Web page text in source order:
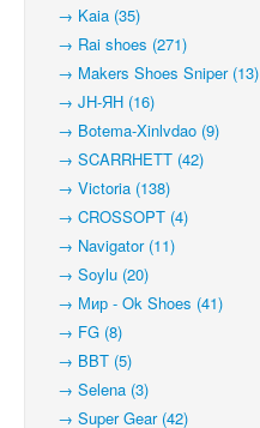
→ Kaia (35)
→ Rai shoes (271)
→ Makers Shoes Sniper (13)
→ JH-ЯН (16)
→ Botema-Xinlvdao (9)
→ SCARRHETT (42)
→ Victoria (138)
→ CROSSOPT (4)
→ Navigator (11)
→ Soylu (20)
→ Мир - Ok Shoes (41)
→ FG (8)
→ BBT (5)
→ Selena (3)
→ Super Gear (42)